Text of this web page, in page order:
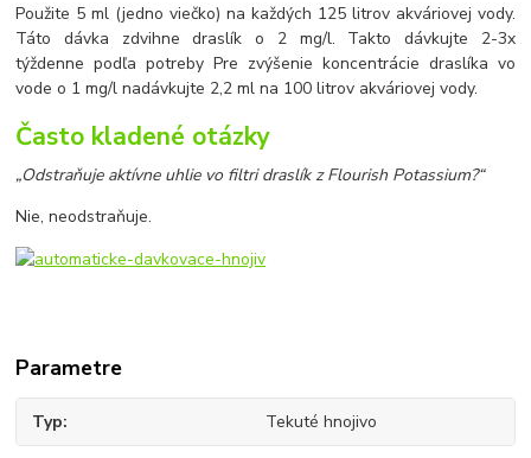
Použite 5 ml (jedno viečko) na každých 125 litrov akváriovej vody.
Táto dávka zdvihne draslík o 2 mg/l. Takto dávkujte 2-3x
týždenne podľa potreby Pre zvýšenie koncentrácie draslíka vo
vode o 1 mg/l nadávkujte 2,2 ml na 100 litrov akváriovej vody.
Často kladené otázky
„Odstraňuje aktívne uhlie vo filtri draslík z Flourish Potassium?“
Nie, neodstraňuje.
Parametre
Typ Tekuté hnojivo